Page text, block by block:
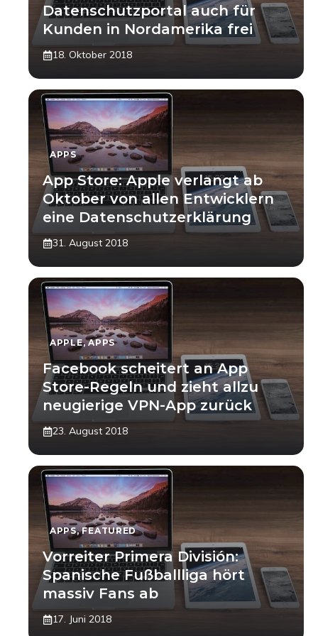
Datenschutzportal auch für
Kunden in Nordamerika frei
18. Oktober 2018
APPS
App Store: Apple verlangt ab
Oktober von allen Entwicklern
eine Datenschutzerklärung
31. August 2018
APPLE,APPS
Facebook scheitert an App
Store-Regeln und zieht allzu
neugierige VPN-App zurück
23. August 2018
APPS,FEATURED
Vorreiter Primera División:
Spanische Fußballliga hört
massiv Fans ab
17. Juni 2018